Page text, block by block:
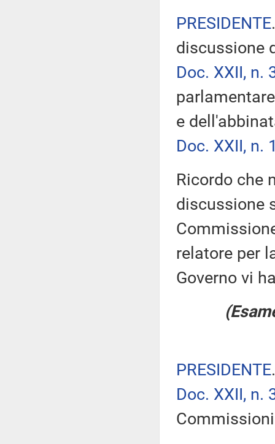
PRESIDENTE
discussione
Doc. XXII, n.
e
Doc. XXII, n.
Ricordo che
discussione
relatore per
Governo vi
PRESIDENTE
Doc. XXII, n.